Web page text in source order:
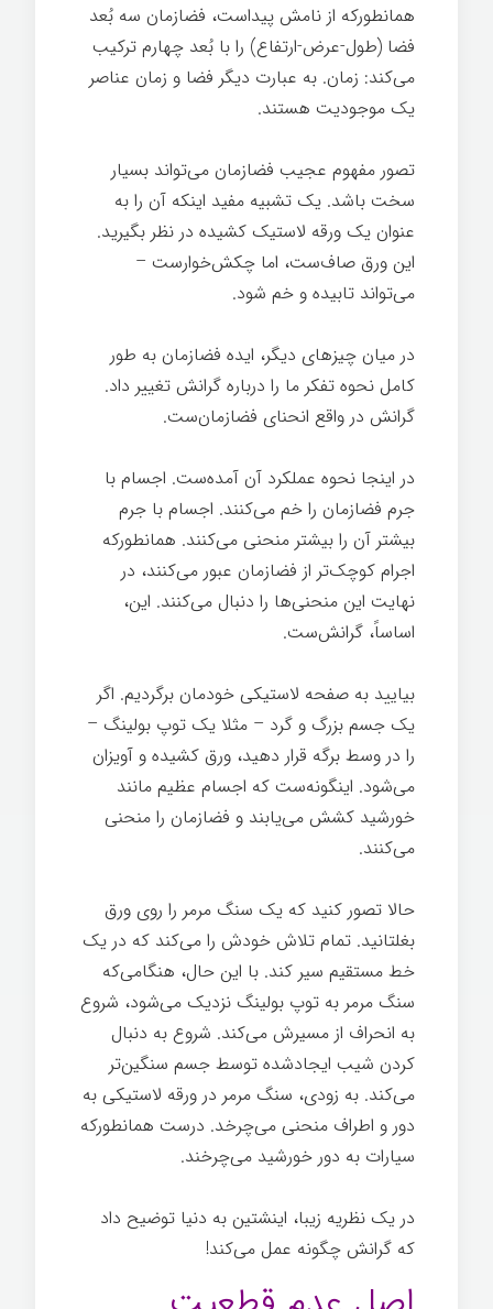
همانطورکه از نامش پیداست، فضازمان سه بُعد
فضا (طول-عرض-ارتفاع) را با بُعد چهارم ترکیب
می‌کند: زمان. به عبارت دیگر فضا و زمان عناصر
یک موجودیت هستند.
تصور مفهوم عجیب فضازمان می‌تواند بسیار
سخت باشد. یک تشبیه مفید اینکه آن را به
عنوان یک ورقه لاستیک کشیده در نظر بگیرید.
این ورق صاف‌ست، اما چکش‌خوارست –
می‌تواند تابیده و خم شود.
در میان چیزهای دیگر، ایده فضازمان به طور
کامل نحوه تفکر ما را درباره گرانش تغییر داد.
گرانش در واقع انحنای فضازمان‌ست.
در اینجا نحوه عملکرد آن آمده‌ست. اجسام با
جرم فضازمان را خم می‌کنند. اجسام با جرم
بیشتر آن را بیشتر منحنی می‌کنند. همانطورکه
اجرام کوچک‌تر از فضازمان عبور می‌کنند، در
نهایت این منحنی‌ها را دنبال می‌کنند. این،
اساساً، گرانش‌ست.
بیایید به صفحه لاستیکی خودمان برگردیم. اگر
یک جسم بزرگ و گرد – مثلا یک توپ بولینگ –
را در وسط برگه قرار دهید، ورق کشیده و آویزان
می‌شود. اینگونه‌ست که اجسام عظیم مانند
خورشید کشش می‌یابند و فضازمان را منحنی
می‌کنند.
حالا تصور کنید که یک سنگ مرمر را روی ورق
بغلتانید. تمام تلاش خودش را می‌کند که در یک
خط مستقیم سیر کند. با این حال، هنگامی‌که
سنگ مرمر به توپ بولینگ نزدیک می‌شود، شروع
به انحراف از مسیرش می‌کند. شروع به دنبال
کردن شیب ایجادشده توسط جسم سنگین‌تر
می‌کند. به زودی، سنگ مرمر در ورقه لاستیکی به
دور و اطراف منحنی می‌چرخد. درست همانطورکه
سیارات به دور خورشید می‌چرخند.
در یک نظریه زیبا، اینشتین به دنیا توضیح داد
که گرانش چگونه عمل می‌کند!